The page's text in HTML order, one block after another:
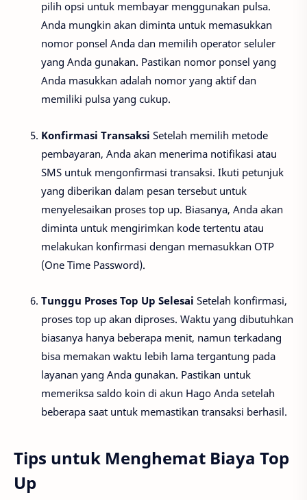
pilih opsi untuk membayar menggunakan pulsa.
Anda mungkin akan diminta untuk memasukkan
nomor ponsel Anda dan memilih operator seluler
yang Anda gunakan. Pastikan nomor ponsel yang
Anda masukkan adalah nomor yang aktif dan
memiliki pulsa yang cukup.
Konfirmasi Transaksi Setelah memilih metode
pembayaran, Anda akan menerima notifikasi atau
SMS untuk mengonfirmasi transaksi. Ikuti petunjuk
yang diberikan dalam pesan tersebut untuk
menyelesaikan proses top up. Biasanya, Anda akan
diminta untuk mengirimkan kode tertentu atau
melakukan konfirmasi dengan memasukkan OTP
(One Time Password).
Tunggu Proses Top Up Selesai Setelah konfirmasi,
proses top up akan diproses. Waktu yang dibutuhkan
biasanya hanya beberapa menit, namun terkadang
bisa memakan waktu lebih lama tergantung pada
layanan yang Anda gunakan. Pastikan untuk
memeriksa saldo koin di akun Hago Anda setelah
beberapa saat untuk memastikan transaksi berhasil.
Tips untuk Menghemat Biaya Top
Up